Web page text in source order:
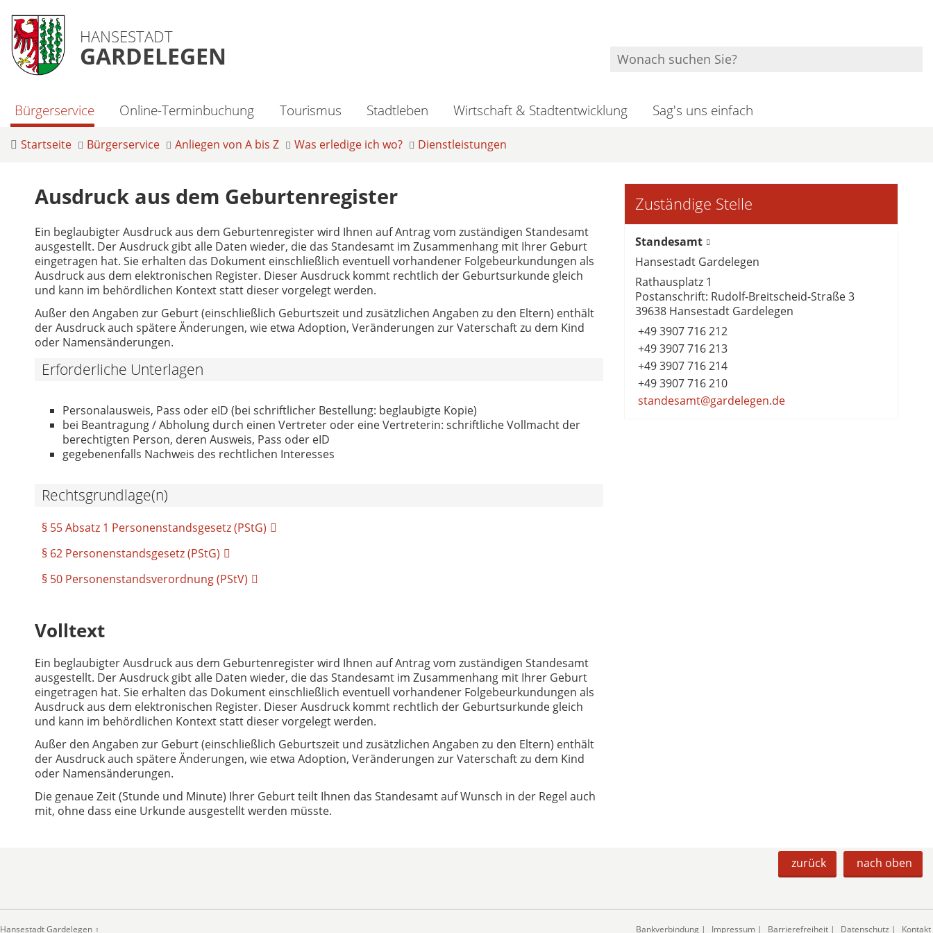
HANSESTADT
GARDELEGEN
Bürgerservice Online-Terminbuchung Tourismus Stadtleben Wirtschaft & Stadtentwicklung Sag's uns einfach
Startseite Bürgerservice Anliegen von A bis Z Was erledige ich wo? Dienstleistungen
Ausdruck aus dem Geburtenregister
Ein beglaubigter Ausdruck aus dem Geburtenregister wird Ihnen auf Antrag vom zuständigen Standesamt
ausgestellt. Der Ausdruck gibt alle Daten wieder, die das Standesamt im Zusammenhang mit Ihrer Geburt
eingetragen hat. Sie erhalten das Dokument einschließlich eventuell vorhandener Folgebeurkundungen als
Ausdruck aus dem elektronischen Register. Dieser Ausdruck kommt rechtlich der Geburtsurkunde gleich
und kann im behördlichen Kontext statt dieser vorgelegt werden.
Außer den Angaben zur Geburt (einschließlich Geburtszeit und zusätzlichen Angaben zu den Eltern) enthält
der Ausdruck auch spätere Änderungen, wie etwa Adoption, Veränderungen zur Vaterschaft zu dem Kind
oder Namensänderungen.
Erforderliche Unterlagen
Personalausweis, Pass oder eID (bei schriftlicher Bestellung: beglaubigte Kopie)
bei Beantragung / Abholung durch einen Vertreter oder eine Vertreterin: schriftliche Vollmacht der
berechtigten Person, deren Ausweis, Pass oder eID
gegebenenfalls Nachweis des rechtlichen Interesses
Rechtsgrundlage(n)
§ 55 Absatz 1 Personenstandsgesetz (PStG)
§ 62 Personenstandsgesetz (PStG)
§ 50 Personenstandsverordnung (PStV)
Volltext
Ein beglaubigter Ausdruck aus dem Geburtenregister wird Ihnen auf Antrag vom zuständigen Standesamt
ausgestellt. Der Ausdruck gibt alle Daten wieder, die das Standesamt im Zusammenhang mit Ihrer Geburt
eingetragen hat. Sie erhalten das Dokument einschließlich eventuell vorhandener Folgebeurkundungen als
Ausdruck aus dem elektronischen Register. Dieser Ausdruck kommt rechtlich der Geburtsurkunde gleich
und kann im behördlichen Kontext statt dieser vorgelegt werden.
Außer den Angaben zur Geburt (einschließlich Geburtszeit und zusätzlichen Angaben zu den Eltern) enthält
der Ausdruck auch spätere Änderungen, wie etwa Adoption, Veränderungen zur Vaterschaft zu dem Kind
oder Namensänderungen.
Die genaue Zeit (Stunde und Minute) Ihrer Geburt teilt Ihnen das Standesamt auf Wunsch in der Regel auch
mit, ohne dass eine Urkunde ausgestellt werden müsste.
Zuständige Stelle
Standesamt
Hansestadt Gardelegen
Rathausplatz 1
Postanschrift: Rudolf-Breitscheid-Straße 3
39638 Hansestadt Gardelegen
+49 3907 716 212
+49 3907 716 213
+49 3907 716 214
+49 3907 716 210
standesamt@gardelegen.de
zurück nach oben
Hansestadt Gardelegen Bankverbindung| Impressum| Barrierefreiheit| Datenschutz | Kontakt